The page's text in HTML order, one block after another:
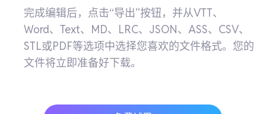
完成编辑后，点击“导出”按钮，并从VTT、
Word、Text、MD、LRC、JSON、ASS、CSV、
STL或PDF等选项中选择您喜欢的文件格式。您的
文件将立即准备好下载。